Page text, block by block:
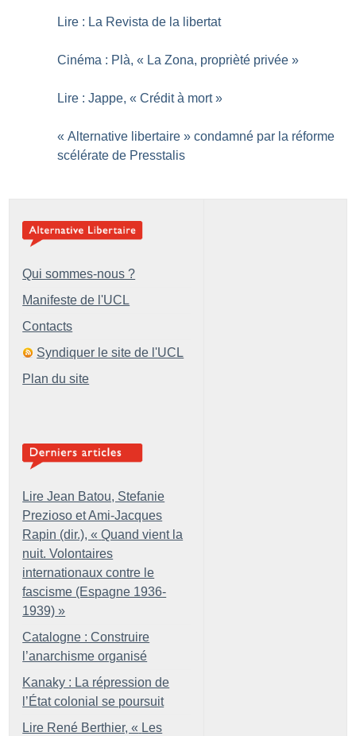
Lire : La Revista de la libertat
Cinéma : Plà, « La Zona, proprièté privée »
Lire : Jappe, « Crédit à mort »
« Alternative libertaire » condamné par la réforme
scélérate de Presstalis
Qui sommes-nous ?
Manifeste de l'UCL
Contacts
Syndiquer le site de l'UCL
Plan du site
Lire Jean Batou, Stefanie
Prezioso et Ami-Jacques
Rapin (dir.), « Quand vient la
nuit. Volontaires
internationaux contre le
fascisme (Espagne 1936-
1939) »
Catalogne : Construire
l’anarchisme organisé
Kanaky : La répression de
l’État colonial se poursuit
Lire René Berthier, « Les